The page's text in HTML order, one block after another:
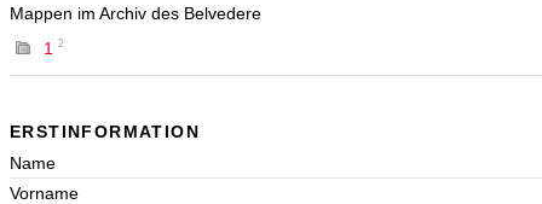
Mappen im Archiv des Belvedere
1
2
ERSTINFORMATION
Name
Vorname